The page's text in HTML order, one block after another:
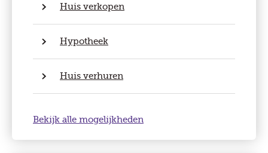
Huis verkopen
Hypotheek
Huis verhuren
Bekijk alle mogelijkheden